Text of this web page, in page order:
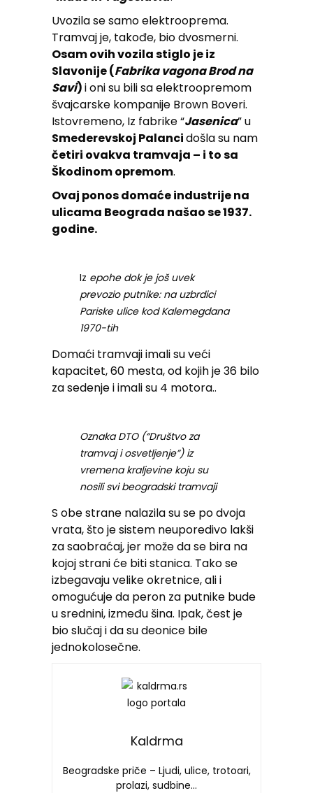
Uvozila se samo elektrooprema.
Tramvaj je, takođe, bio dvosmerni.
Osam ovih vozila stiglo je iz
Slavonije (Fabrika vagona Brod na
Savi)i oni su bili sa elektroopremom
švajcarske kompanije Brown Boveri.
Istovremeno, Iz fabrike “Jasenica” u
Smederevskoj Palancidošla su nam
četiri ovakva tramvaja – i to sa
Škodinom opremom.
Ovaj ponos domaće industrije na
ulicama Beograda našao se 1937.
godine.
Iz epohe dok je još uvek
prevozio putnike: na uzbrdici
Pariske ulice kod Kalemegdana
1970-tih
Domaći tramvaji imali su veći
kapacitet, 60 mesta, od kojih je 36 bilo
za sedenje i imali su 4 motora..
Oznaka DTO (“Društvo za
tramvaj i osvetljenje”) iz
vremena kraljevine koju su
nosili svi beogradski tramvaji
S obe strane nalazila su se po dvoja
vrata, što je sistem neuporedivo lakši
za saobraćaj, jer može da se bira na
kojoj strani će biti stanica. Tako se
izbegavaju velike okretnice, ali i
omogućuje da peron za putnike bude
u srednini, između šina. Ipak, čest je
bio slučaj i da su deonice bile
jednokolosečne.
Kaldrma
Beogradske priče – Ljudi, ulice, trotoari,
prolazi, sudbine…